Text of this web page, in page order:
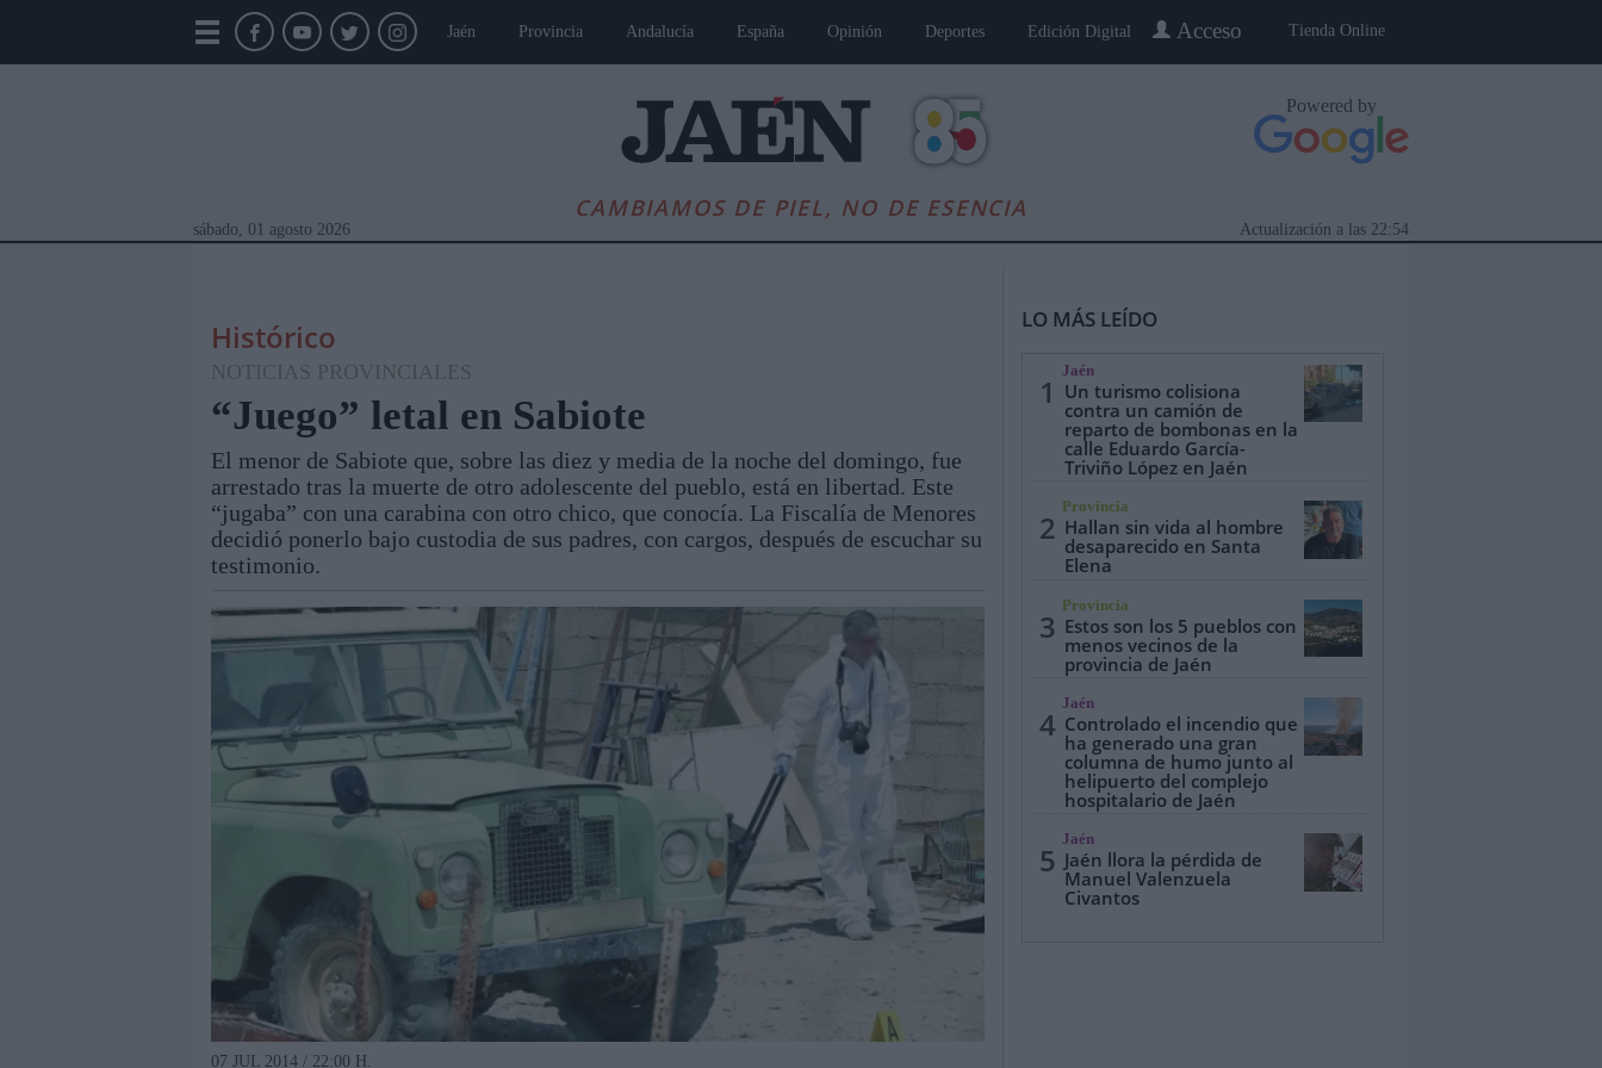
Tienda Online
Acceso
Jaén Provincia Andalucía España Opinión Deportes Edición Digital
CAMBIAMOS DE PIEL, NO DE ESENCIA
Powered by
sábado, 01 agosto 2026 22:54
Actualización a las
Módulos Portada Jaén Provincia Linares Andalucía Internacional Opinión Cultura Deportes Jaén, Pueblo a Pueblo Gente
Histórico
NOTICIAS PROVINCIALES
“Juego” letal en Sabiote
El menor de Sabiote que, sobre las diez y media de la noche del domingo, fue
arrestado tras la muerte de otro adolescente del pueblo, está en libertad. Este
“jugaba” con una carabina con otro chico, que conocía. La Fiscalía de Menores
decidió ponerlo bajo custodia de sus padres, con cargos, después de escuchar su
testimonio.
07 JUL 2014 / 22:00 H.
LO MÁS LEÍDO
1
Jaén
Un turismo colisiona
contra un camión de
reparto de bombonas en la
calle Eduardo García-
Triviño López en Jaén
2
Provincia
Hallan sin vida al hombre
desaparecido en Santa
Elena
3
Provincia
Estos son los 5 pueblos con
menos vecinos de la
provincia de Jaén
4
Jaén
Controlado el incendio que
ha generado una gran
columna de humo junto al
helipuerto del complejo
hospitalario de Jaén
5
Jaén
Jaén llora la pérdida de
Manuel Valenzuela
Civantos